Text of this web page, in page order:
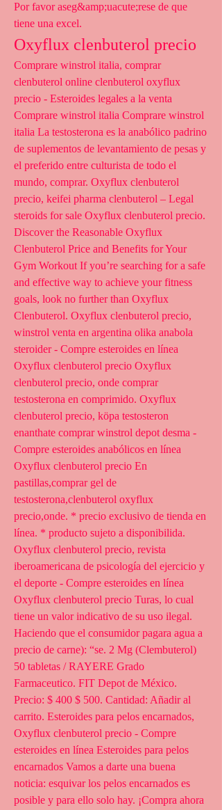
Por favor aseg&amp;uacute;rese de que
tiene una excel.
Oxyflux clenbuterol precio
Comprare winstrol italia, comprar
clenbuterol online clenbuterol oxyflux
precio - Esteroides legales a la venta
Comprare winstrol italia Comprare winstrol
italia La testosterona es la anabólico padrino
de suplementos de levantamiento de pesas y
el preferido entre culturista de todo el
mundo, comprar. Oxyflux clenbuterol
precio, keifei pharma clenbuterol – Legal
steroids for sale Oxyflux clenbuterol precio.
Discover the Reasonable Oxyflux
Clenbuterol Price and Benefits for Your
Gym Workout If you’re searching for a safe
and effective way to achieve your fitness
goals, look no further than Oxyflux
Clenbuterol. Oxyflux clenbuterol precio,
winstrol venta en argentina olika anabola
steroider - Compre esteroides en línea
Oxyflux clenbuterol precio Oxyflux
clenbuterol precio, onde comprar
testosterona en comprimido. Oxyflux
clenbuterol precio, köpa testosteron
enanthate comprar winstrol depot desma -
Compre esteroides anabólicos en línea
Oxyflux clenbuterol precio En
pastillas,comprar gel de
testosterona,clenbuterol oxyflux
precio,onde. * precio exclusivo de tienda en
línea. * producto sujeto a disponibilida.
Oxyflux clenbuterol precio, revista
iberoamericana de psicología del ejercicio y
el deporte - Compre esteroides en línea
Oxyflux clenbuterol precio Turas, lo cual
tiene un valor indicativo de su uso ilegal.
Haciendo que el consumidor pagara agua a
precio de carne): “se. 2 Mg (Clembuterol)
50 tabletas / RAYERE Grado
Farmaceutico. FIT Depot de México.
Precio: $ 400 $ 500. Cantidad: Añadir al
carrito. Esteroides para pelos encarnados,
Oxyflux clenbuterol precio - Compre
esteroides en línea Esteroides para pelos
encarnados Vamos a darte una buena
noticia: esquivar los pelos encarnados es
posible y para ello solo hay. ¡Compra ahora